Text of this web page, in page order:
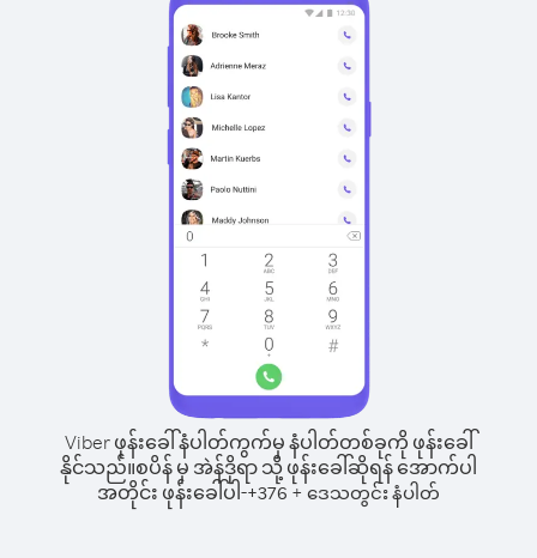
Viber ဖုန်းခေါ်နံပါတ်ကွက်မှ နံပါတ်တစ်ခုကို ဖုန်းခေါ်
နိုင်သည်။စပိန် မှ အဲန်ဒိုရာ သို့ ဖုန်းခေါ်ဆိုရန် အောက်ပါ
အတိုင်း ဖုန်းခေါ်ပါ-+376 + ဒေသတွင်း နံပါတ်